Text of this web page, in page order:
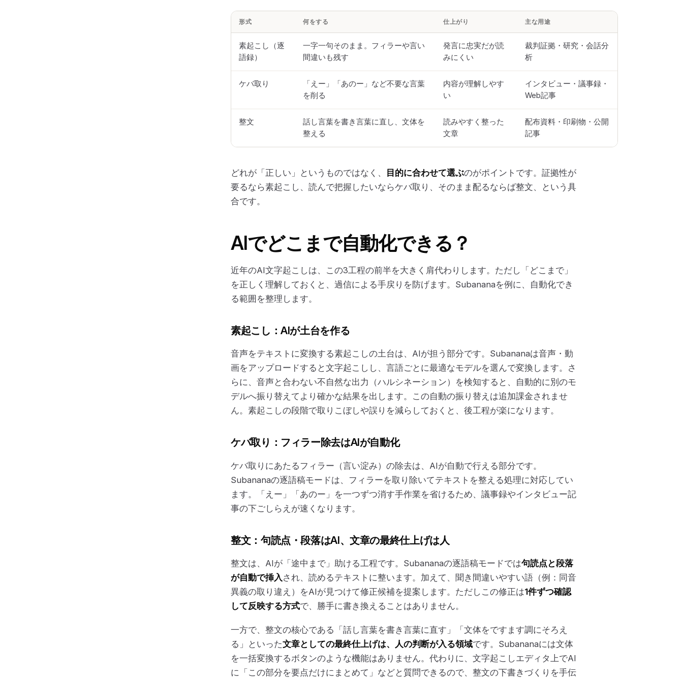
形式 何をする 仕上がり 主な用途
素起こし（逐
語録）
一字一句そのまま。フィラーや言い
間違いも残す
発言に忠実だが読
みにくい
裁判証拠・研究・会話分
析
ケバ取り
「えー」「あのー」など不要な言葉
を削る
内容が理解しやす
い
インタビュー・議事録・
Web記事
整文
話し言葉を書き言葉に直し、文体を
整える
読みやすく整った
文章
配布資料・印刷物・公開
記事
どれが「正しい」というものではなく、 目的に合わせて選ぶのがポイントです。証拠性が
要るなら素起こし、読んで把握したいならケバ取り、そのまま配るならば整文、という具
合です。
AIでどこまで自動化できる？
近年のAI文字起こしは、この3工程の前半を大きく肩代わりします。ただし「どこまで」
を正しく理解しておくと、過信による手戻りを防げます。Subananaを例に、自動化でき
る範囲を整理します。
素起こし：AIが土台を作る
音声をテキストに変換する素起こしの土台は、AIが担う部分です。Subananaは音声・動
画をアップロードすると文字起こしし、言語ごとに最適なモデルを選んで変換します。さ
らに、音声と合わない不自然な出力（ハルシネーション）を検知すると、自動的に別のモ
デルへ振り替えてより確かな結果を出します。この自動の振り替えは追加課金されませ
ん。素起こしの段階で取りこぼしや誤りを減らしておくと、後工程が楽になります。
ケバ取り：フィラー除去はAIが自動化
ケバ取りにあたるフィラー（言い淀み）の除去は、AIが自動で行える部分です。
Subananaの逐語稿モードは、フィラーを取り除いてテキストを整える処理に対応してい
ます。「えー」「あのー」を一つずつ消す手作業を省けるため、議事録やインタビュー記
事の下ごしらえが速くなります。
整文：句読点・段落はAI、文章の最終仕上げは人
整文は、AIが「途中まで」助ける工程です。Subananaの逐語稿モードでは句読点と段落
が自動で挿入され、読めるテキストに整います。加えて、聞き間違いやすい語（例：同音
異義の取り違え）をAIが見つけて修正候補を提案します。ただしこの修正は1件ずつ確認
して反映する方式で、勝手に書き換えることはありません。
一方で、整文の核心である「話し言葉を書き言葉に直す」「文体をですます調にそろえ
る」といった文章としての最終仕上げは、人の判断が入る領域です。Subananaには文体
を一括変換するボタンのような機能はありません。代わりに、文字起こしエディタ上でAI
に「この部分を要点だけにまとめて」などと質問できるので、整文の下書きづくりを手伝